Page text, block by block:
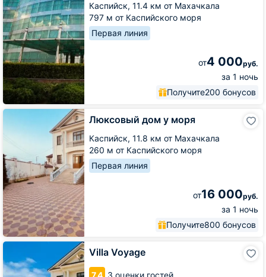
Каспийск, 11.4 км от Махачкала
797 м от Каспийского моря
Первая линия
от4 000руб.
за 1 ночь
Получите200 бонусов
Люксовый дом у моря
Каспийск, 11.8 км от Махачкала
260 м от Каспийского моря
Первая линия
от16 000руб.
за 1 ночь
Получите800 бонусов
Люксовый
Villa Voyage
7.4 3 оценки гостей
Villa
Voyage